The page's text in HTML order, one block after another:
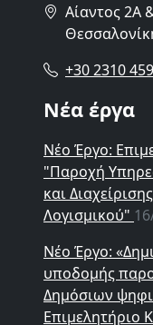
Αίαντος 2A
+30 2310
Νέα έργα
Νέο Έργο:
"Παροχή
και
Λογισμικού"
Νέο Έργο:
υποδομής
Δημόσιων
Επιμελητήριο